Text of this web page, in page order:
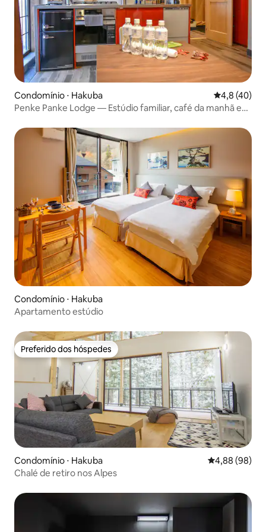
Condomínio ⋅ Hakuba 4,8 de uma
4,8 (40)
Penke Panke Lodge — Estúdio familiar, café da manhã e
Condomínio ⋅ Hakuba
Apartamento estúdio
Preferido dos hóspedes
Preferido dos hóspedes
Condomínio ⋅ Hakuba 4,88 de uma
4,88 (98)
Chalé de retiro nos Alpes